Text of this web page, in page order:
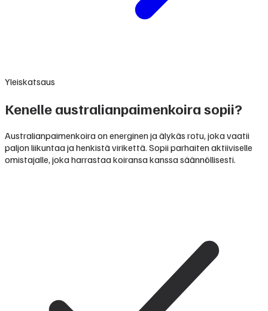
Yleiskatsaus
Kenelle australianpaimenkoira sopii?
Australianpaimenkoira on energinen ja älykäs rotu, joka vaatii
paljon liikuntaa ja henkistä virikettä. Sopii parhaiten aktiiviselle
omistajalle, joka harrastaa koiransa kanssa säännöllisesti.